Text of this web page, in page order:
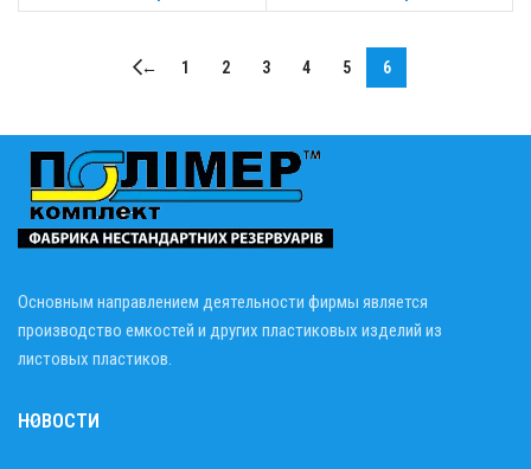
← 1 2 3 4 5 6
Основным направлением деятельности фирмы является
производство емкостей и других пластиковых изделий из
листовых пластиков.
НОВОСТИ